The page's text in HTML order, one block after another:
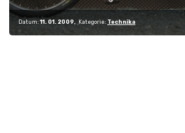
Datum: 11. 01. 2009 Kategorie: Technika